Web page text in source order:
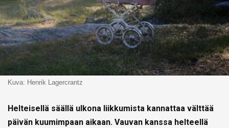
Kuva: Henrik Lagercrantz
Helteisellä säällä ulkona liikkumista kannattaa välttää
päivän kuumimpaan aikaan. Vauvan kanssa helteellä